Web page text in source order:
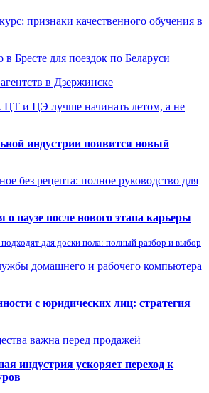
признаки качественного обучения в
Бресте для поездок по Беларуси
в Дзержинске
ЦТ и ЦЭ лучше начинать летом, а не
индустрии появится новый
без рецепта: полное руководство для
паузе после нового этапа карьеры
для доски пола: полный разбор и выбор
домашнего и рабочего компьютера
с юридических лиц: стратегия
важна перед продажей
индустрия ускоряет переход к